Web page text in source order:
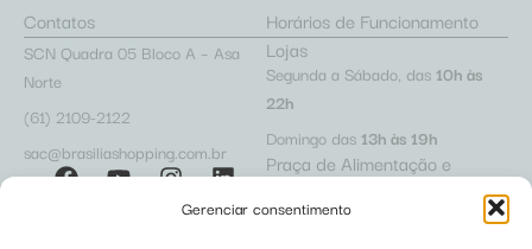
Gerenciar consentimento
Contatos
SCN Quadra 05 Bloco A – Asa
Norte
(61) 2109-2122
sac@brasiliashopping.com.br
Horários de Funcionamento
Lojas
Segunda a Sábado, das 10h às
22h
Domingo das 13h às 19h
Praça de Alimentação e
Cafeterias
Segunda a Sábado, das